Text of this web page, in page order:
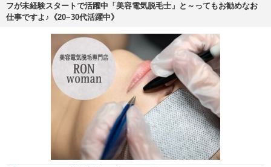
フが未経験スタートで活躍中「美容電気脱毛士」と～ってもお勧めなお
仕事ですよ♪《20~30代活躍中》